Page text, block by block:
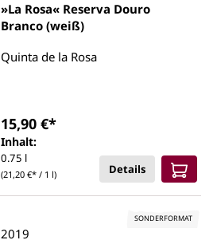
»La Rosa« Reserva Douro
Branco (weiß)
Quinta de la Rosa
Inhalt:
0.75 l
(21,20 €* / 1 l)
15,90 €*
Details
SONDERFORMAT
2019